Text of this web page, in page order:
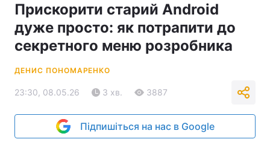
Прискорити старий Android
дуже просто: як потрапити до
секретного меню розробника
ДЕНИС ПОНОМАРЕНКО
23:30, 08.05.26 3 хв. 3887
Підпишіться на нас в Google